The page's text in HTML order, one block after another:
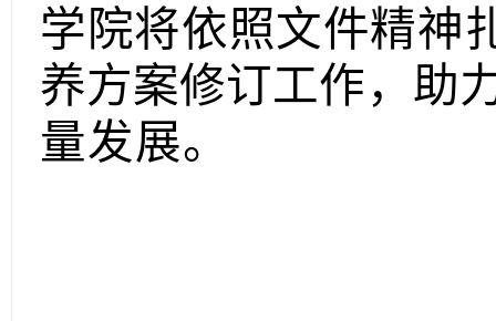
学院将依照文件精神
养方案修订工作 ，助
量发展。